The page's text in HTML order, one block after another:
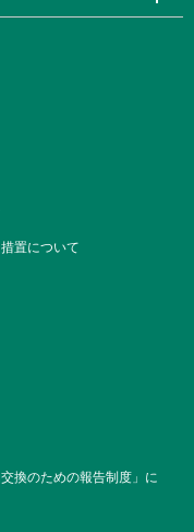
置について
換のための報告制度」に